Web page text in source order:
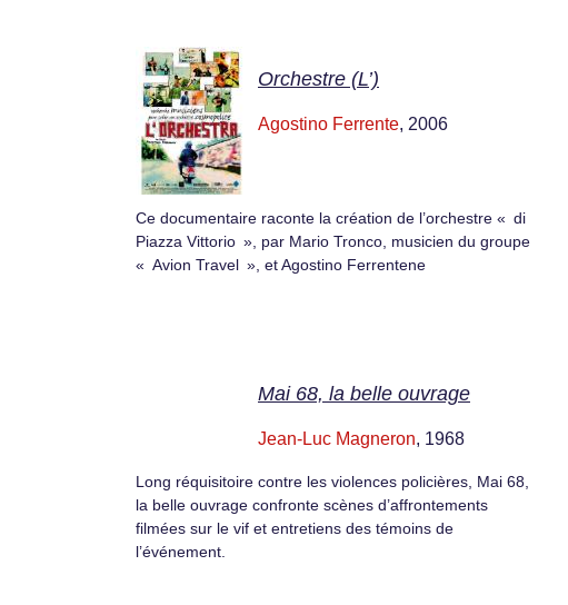
Orchestre (L’)
Agostino Ferrente, 2006
Ce documentaire raconte la création de l’orchestre « di
Piazza Vittorio », par Mario Tronco, musicien du groupe
« Avion Travel », et Agostino Ferrentene
Mai 68, la belle ouvrage
Jean-Luc Magneron, 1968
Long réquisitoire contre les violences policières, Mai 68,
la belle ouvrage confronte scènes d’affrontements
filmées sur le vif et entretiens des témoins de
l’événement.